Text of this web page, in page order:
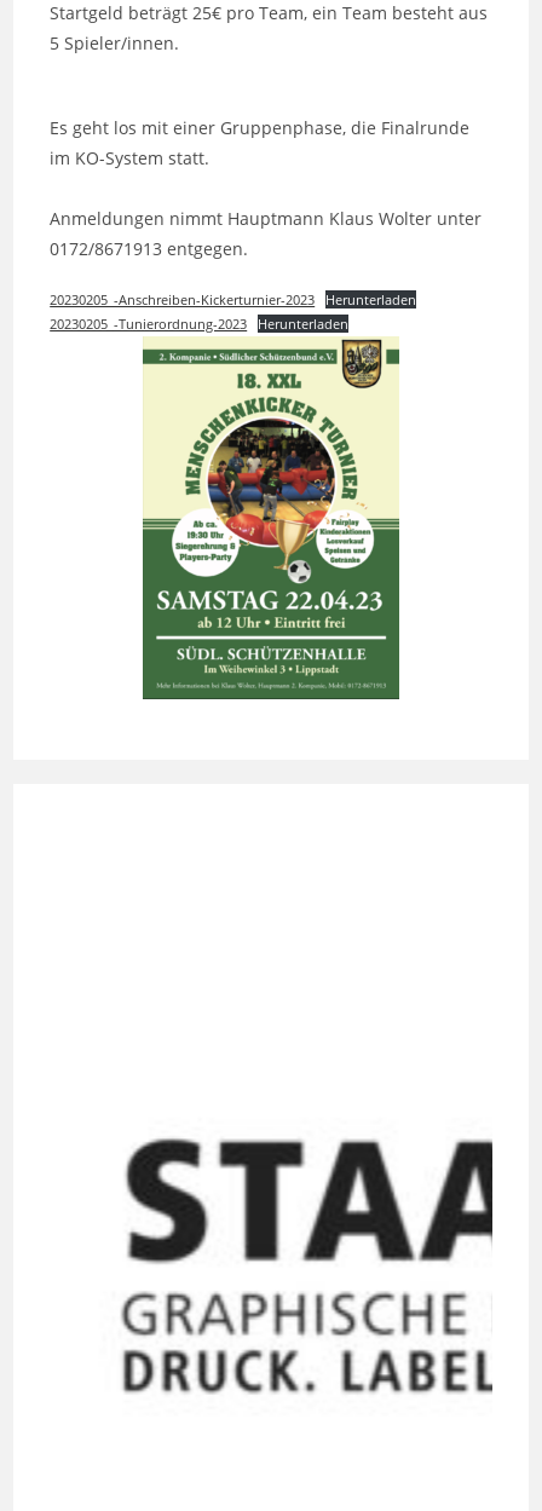
Startgeld beträgt 25€ pro Team, ein Team besteht aus
5 Spieler/innen.
Es geht los mit einer Gruppenphase, die Finalrunde
im KO-System statt.
Anmeldungen nimmt Hauptmann Klaus Wolter unter
0172/8671913 entgegen.
20230205_-Anschreiben-Kickerturnier-2023
Herunterladen
20230205_-Tunierordnung-2023
Herunterladen